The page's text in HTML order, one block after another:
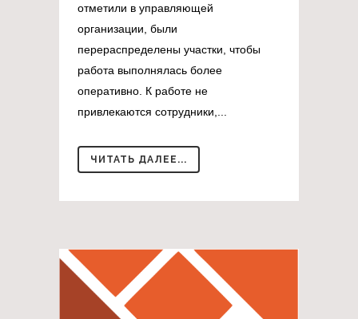
отметили в управляющей
организации, были
перераспределены участки, чтобы
работа выполнялась более
оперативно. К работе не
привлекаются сотрудники,...
ЧИТАТЬ ДАЛЕЕ...